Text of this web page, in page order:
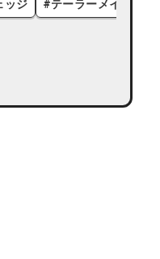
ッジ #テーラーメイド